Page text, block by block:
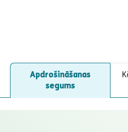
Apdrošināšanas
segums